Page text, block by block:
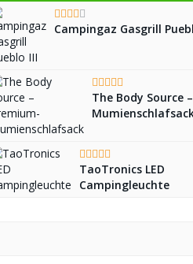
Campingaz Gasgrill
The Body Source
TaoTronics LED
Campingleuchte